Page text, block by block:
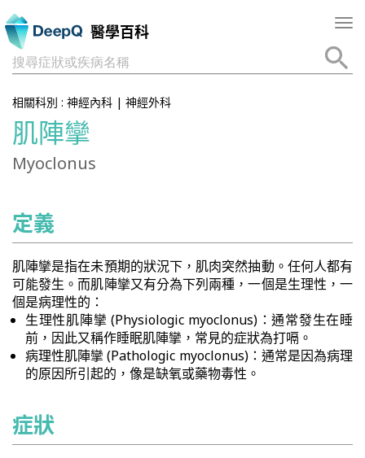
醫學百科
搜尋症狀或疾病名稱
相關科別 : 神經內科 | 神經外科
肌陣攣
Myoclonus
定義
肌陣攣是指在未預期的狀況下，肌肉突然抽動。任何人都有
可能發生。而肌陣攣又有分為下列兩種，一個是生理性，一
個是病理性的：
生理性肌陣攣 (Physiologic myoclonus)：通常發生在睡
前，因此又稱作睡眠肌陣攣，常見的症狀為打嗝。
病理性肌陣攣 (Pathologic myoclonus)：通常是因為病理
的原因所引起的，像是缺氧或藥物毒性。
症狀